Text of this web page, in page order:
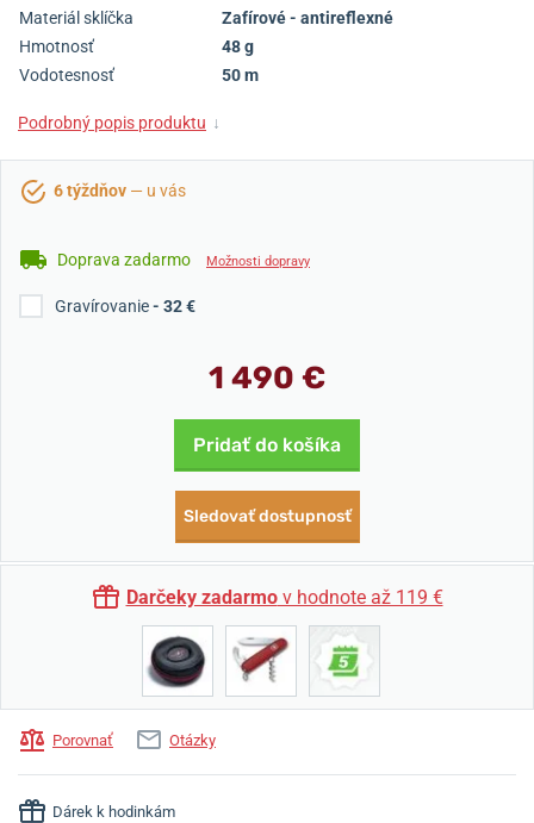
Materiál sklíčka
Zafírové - antireflexné
Hmotnosť
48 g
Vodotesnosť
50 m
Podrobný popis produktu ↓
6 týždňov — u vás
Doprava zadarmo Možnosti dopravy
Gravírovanie- 32 €
1 490 €
Pridať do košíka
Sledovať dostupnosť
Darčeky zadarmov hodnote až 119 €
Porovnať Otázky
Dárek k hodinkám